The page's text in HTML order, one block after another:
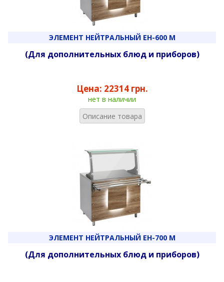
ЭЛЕМЕНТ НЕЙТРАЛЬНЫЙ ЕН-600 М
(Для дополнительных блюд и приборов)
Цена: 22314 грн.
нет в наличии
Описание товара
ЭЛЕМЕНТ НЕЙТРАЛЬНЫЙ ЕН-700 М
(Для дополнительных блюд и приборов)